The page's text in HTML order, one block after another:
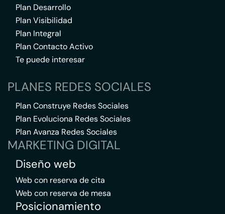
Plan Desarrollo
Plan Visibilidad
Plan Integral
Plan Contacto Activo
Te puede interesar
PLANES REDES SOCIALES
Plan Construye Redes Sociales
Plan Evoluciona Redes Sociales
Plan Avanza Redes Sociales
MARKETING DIGITAL
Diseño web
Web con reserva de cita
Web con reserva de mesa
Posicionamiento